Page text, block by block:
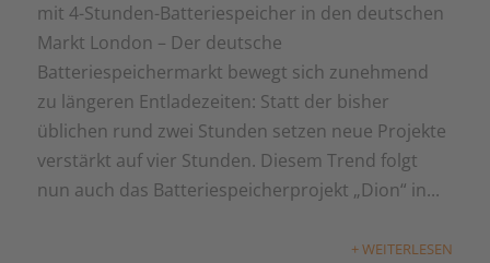
mit 4-Stunden-Batteriespeicher in den deutschen
Markt London – Der deutsche
Batteriespeichermarkt bewegt sich zunehmend
zu längeren Entladezeiten: Statt der bisher
üblichen rund zwei Stunden setzen neue Projekte
verstärkt auf vier Stunden. Diesem Trend folgt
nun auch das Batteriespeicherprojekt „Dion“ in...
+ WEITERLESEN